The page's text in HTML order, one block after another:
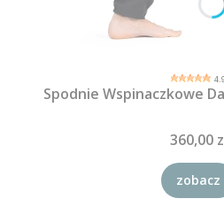
Spodnie Wspinaczkowe
360,00
zobacz